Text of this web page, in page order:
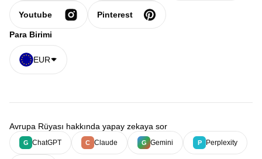
Youtube Pinterest
Para Birimi
EUR
Avrupa Rüyası hakkında yapay zekaya sor
G ChatGPT C Claude G Gemini P Perplexity